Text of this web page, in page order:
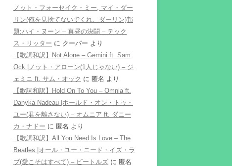
ノット・フォーセイク・ミー, マイ・ダー
リン(俺を見捨てないでくれ、ダーリン)邦
題:ハイ・ヌーン – 真昼の決闘 – テック
ス・リッター に クーパー より
【歌詞和訳】Not Alone – Gemini ft. Sam
Ock |ノット・アローン(1人じゃない) – ジ
ェミニ ft. サム・オック に 匿名 より
【歌詞和訳】Hold On To You – Omnia ft.
Danyka Nadeau |ホールド・オン・トゥ・
ユー(君を離さない) – オムニア ft. ダニー
カ・ナドー に 匿名 より
【歌詞和訳】All You Need Is Love – The
Beatles |オール・ユー・ニード・イズ・ラ
ブ(愛こそはすべて) – ビートルズ に 匿名